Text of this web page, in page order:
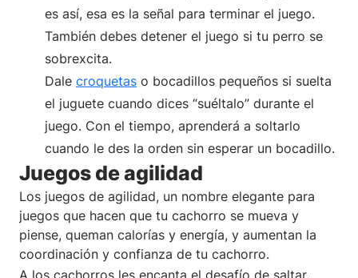
es así, esa es la señal para terminar el juego.
También debes detener el juego si tu perro se
sobrexcita.
Dale croquetas o bocadillos pequeños si suelta
el juguete cuando dices “suéltalo” durante el
juego. Con el tiempo, aprenderá a soltarlo
cuando le des la orden sin esperar un bocadillo.
Juegos de agilidad
Los juegos de agilidad, un nombre elegante para
juegos que hacen que tu cachorro se mueva y
piense, queman calorías y energía, y aumentan la
coordinación y confianza de tu cachorro.
A los cachorros les encanta el desafío de saltar,